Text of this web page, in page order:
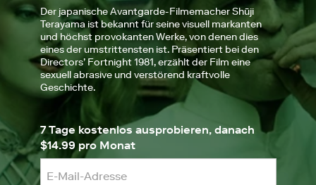
Der japanische Avantgarde-Filmemacher Shūji
Terayama ist bekannt für seine visuell markanten
und höchst provokanten Werke, von denen dies
eines der umstrittensten ist. Präsentiert bei den
Directors’ Fortnight 1981, erzählt der Film eine
sexuell abrasive und verstörend kraftvolle
Geschichte.
7 Tage kostenlos ausprobieren, danach
$14.99 pro Monat